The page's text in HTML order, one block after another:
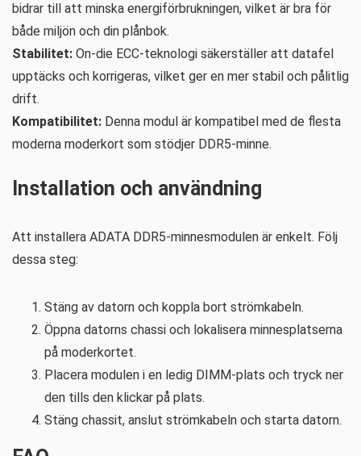
bidrar till att minska energiförbrukningen, vilket är bra för
både miljön och din plånbok.
Stabilitet: On-die ECC-teknologi säkerställer att datafel
upptäcks och korrigeras, vilket ger en mer stabil och pålitlig
drift.
Kompatibilitet: Denna modul är kompatibel med de flesta
moderna moderkort som stödjer DDR5-minne.
Installation och användning
Att installera ADATA DDR5-minnesmodulen är enkelt. Följ
dessa steg:
Stäng av datorn och koppla bort strömkabeln.
Öppna datorns chassi och lokalisera minnesplatserna
på moderkortet.
Placera modulen i en ledig DIMM-plats och tryck ner
den tills den klickar på plats.
Stäng chassit, anslut strömkabeln och starta datorn.